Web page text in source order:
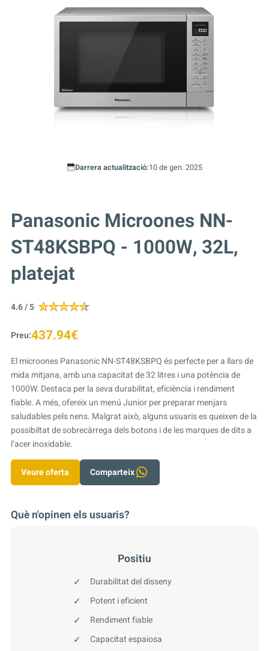
Darrera actualització:10 de gen. 2025
Panasonic Microones NN-
ST48KSBPQ - 1000W, 32L,
platejat
4.6 / 5
Preu:437.94€
El microones Panasonic NN-ST48KSBPQ és perfecte per a llars de
mida mitjana, amb una capacitat de 32 litres i una potència de
1000W. Destaca per la seva durabilitat, eficiència i rendiment
fiable. A més, ofereix un menú Junior per preparar menjars
saludables pels nens. Malgrat això, alguns usuaris es queixen de la
possibiltat de sobrecàrrega dels botons i de les marques de dits a
l’acer inoxidable.
Veure oferta Comparteix
Què n'opinen els usuaris?
Positiu
Durabilitat del disseny
Potent i eficient
Rendiment fiable
Capacitat espaiosa